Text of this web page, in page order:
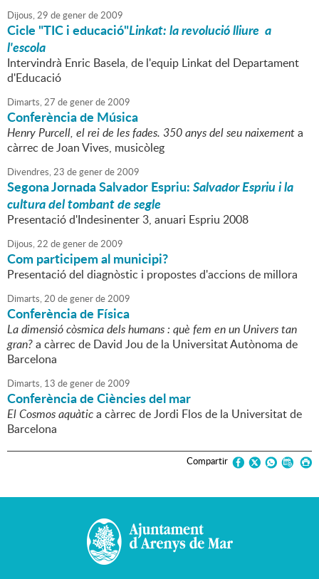
Dijous,29 degenerde2009
Cicle "TIC i educació"Linkat: la revolució lliure a
l'escola
Intervindrà Enric Basela, de l'equip Linkat del Departament
d'Educació
Dimarts,27 degenerde2009
Conferència de Música
Henry Purcell, el rei de les fades. 350 anys del seu naixementa
càrrec de Joan Vives, musicòleg
Divendres,23 degenerde2009
Segona Jornada Salvador Espriu:Salvador Espriu i la
cultura del tombant de segle
Presentació d'Indesinenter 3, anuari Espriu 2008
Dijous,22 degenerde2009
Com participem al municipi?
Presentació del diagnòstic i propostes d'accions de millora
Dimarts,20 degenerde2009
Conferència de Física
La dimensió còsmica dels humans : què fem en un Univers tan
gran?a càrrec de David Jou de la Universitat Autònoma de
Barcelona
Dimarts, 13 degenerde2009
Conferència de Ciències del mar
El Cosmos aquàtica càrrec de Jordi Flos de la Universitat de
Barcelona
Compartir